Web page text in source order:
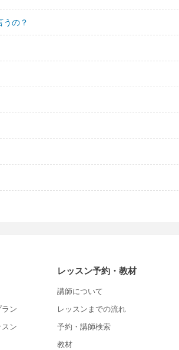
の？
ン
ン
レッスン予約・教材
講師について
レッスンまでの流れ
予約・講師検索
教材